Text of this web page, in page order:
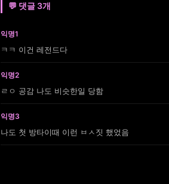
💬 댓글 3개
익명1
ㅋㅋ 이건 레전드다
익명2
ㄹㅇ 공감 나도 비슷한일 당함
익명3
나도 첫 방타이때 이런 ㅂㅅ짓 했었음